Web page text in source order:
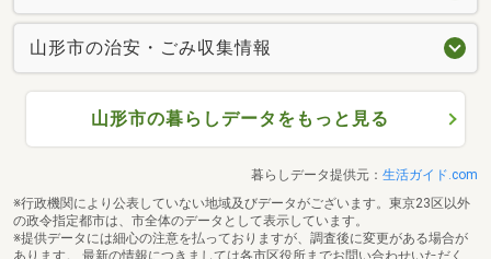
山形市の治安・ごみ収集情報
山形市の暮らしデータをもっと見る
暮らしデータ提供元： 生活ガイド.com
※行政機関により公表していない地域及びデータがございます。東京23区以外
の政令指定都市は、市全体のデータとして表示しています。
※提供データには細心の注意を払っておりますが、調査後に変更がある場合が
あります。 最新の情報につきましては各市区役所までお問い合わせいただく